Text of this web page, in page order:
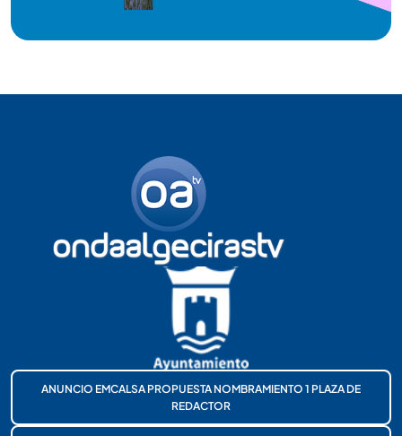
ANUNCIO EMCALSA PROPUESTA NOMBRAMIENTO 1 PLAZA DE
REDACTOR